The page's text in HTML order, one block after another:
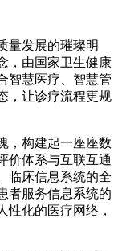
量发展的璀璨明
，由国家卫生健康
智慧医疗、智慧管
，让诊疗流程更规
，构建起一座座数
价体系与互联互通
临床信息系统的全
者服务信息系统的
性化的医疗网络，